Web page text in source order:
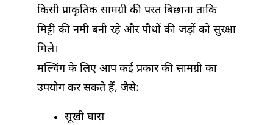
किसी प्राकृतिक सामग्री की परत बिछाना ताकि
मिट्टी की नमी बनी रहे और पौधों की जड़ों को सुरक्षा
मिले।
मल्चिंग के लिए आप कई प्रकार की सामग्री का
उपयोग कर सकते हैं, जैसे:
सूखी घास